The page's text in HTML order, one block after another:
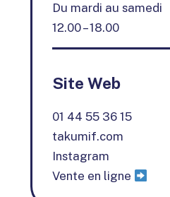
Du mardi au samedi
12.00 – 18.00
Site Web
01 44 55 36 15
takumif.com
Instagram
Vente en ligne